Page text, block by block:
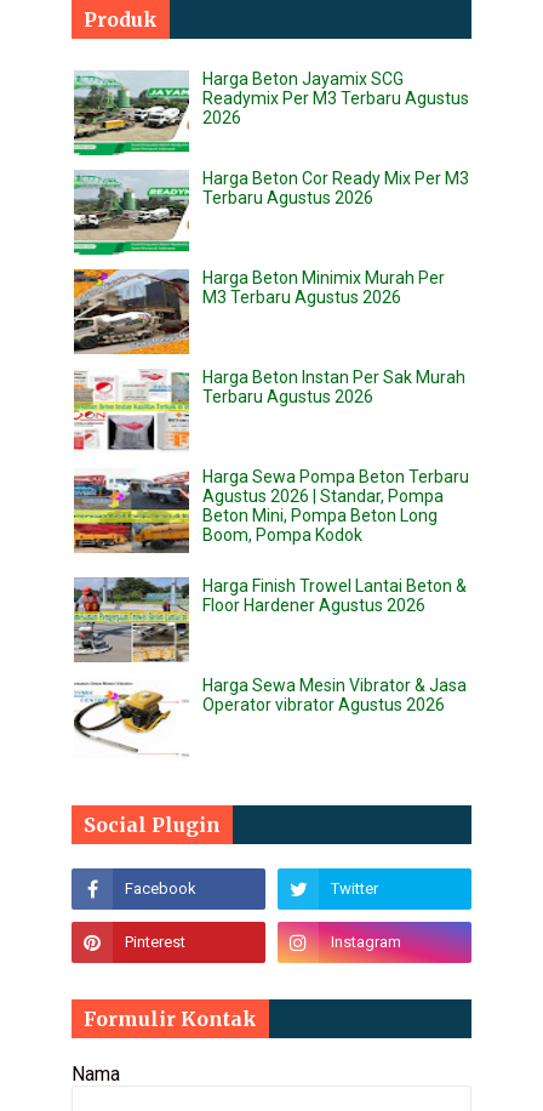
Produk
Harga Beton Jayamix SCG
Readymix Per M3 Terbaru Agustus
2026
Harga Beton Cor Ready Mix Per M3
Terbaru Agustus 2026
Harga Beton Minimix Murah Per
M3 Terbaru Agustus 2026
Harga Beton Instan Per Sak Murah
Terbaru Agustus 2026
Harga Sewa Pompa Beton Terbaru
Agustus 2026 | Standar, Pompa
Beton Mini, Pompa Beton Long
Boom, Pompa Kodok
Harga Finish Trowel Lantai Beton &
Floor Hardener Agustus 2026
Harga Sewa Mesin Vibrator & Jasa
Operator vibrator Agustus 2026
Social Plugin
Formulir Kontak
Nama